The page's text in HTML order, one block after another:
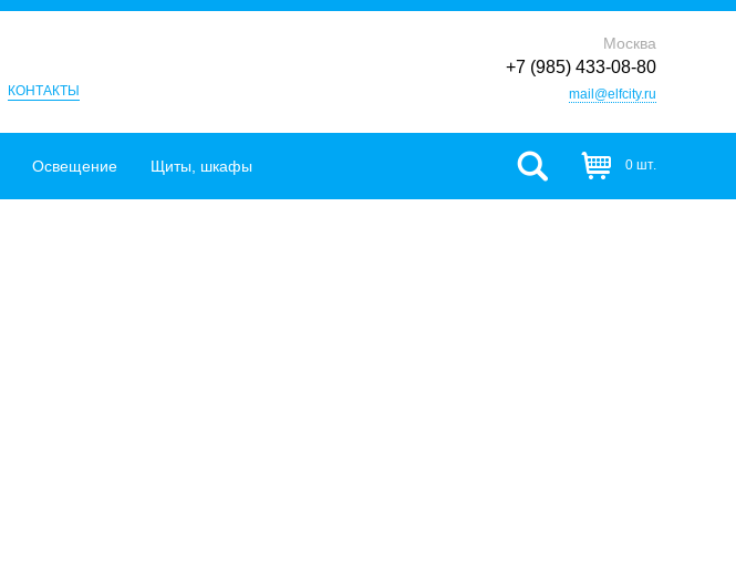
КОНТАКТЫ
Москва
+7 (985) 433-08-80
mail@elfcity.ru
Освещение Щиты, шкафы 0 шт.